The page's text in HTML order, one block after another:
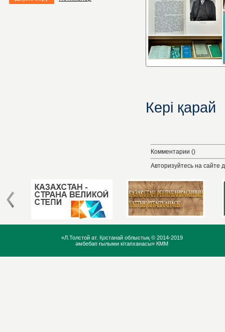
Кері қарай
Комментарии ()
Авторизуйтесь на сайте
«Л.Толстой ат. Қостанай облыстық © 2014-2019
әмбебап ғылыми кітапханасы» КММ